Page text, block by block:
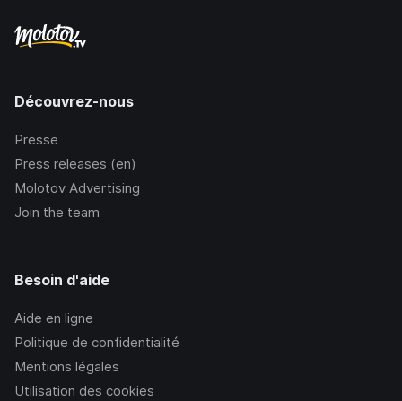
Découvrez-nous
Presse
Press releases (en)
Molotov Advertising
Join the team
Besoin d'aide
Aide en ligne
Politique de confidentialité
Mentions légales
Utilisation des cookies